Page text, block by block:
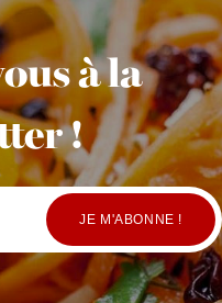
à la
!